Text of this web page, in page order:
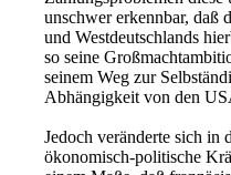
unschwer erkennbar, daß
und Westdeutschlands
so seine
seinem Weg zur
Abhängigkeit von den
Jedoch veränderte sich in
ökonomisch-politische